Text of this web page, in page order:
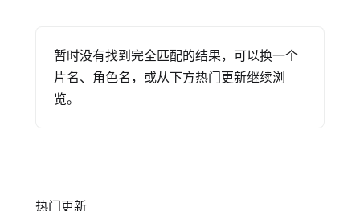
暂时没有找到完全匹配的结果，可以换一个
片名、角色名，或从下方热门更新继续浏
览。
热门更新